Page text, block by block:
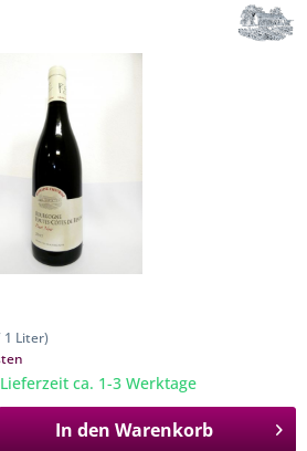
1 Liter)
ca. 1-3 Werktage
In den Warenkorb